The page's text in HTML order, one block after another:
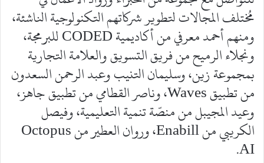
مُختلف المجالات لتطوير شركاتهم التكنولوجية الناشئة،
ومنهم أحمد معرفي من أكاديمية CODED للبرمجة،
ونجلاء الرميح من فريق التسويق والعلامة التجارية
بمجموعة زين، وسليمان التنيب وعبد الرحمن السعدون
من تطبيق Waves، وناصر القطامي من تطبيق جاهز،
وعيد المجيبل من منصّة تنمية التعليمية، وفيصل
الكريبي من Enabill، وروان العطير من Octopus
AI.